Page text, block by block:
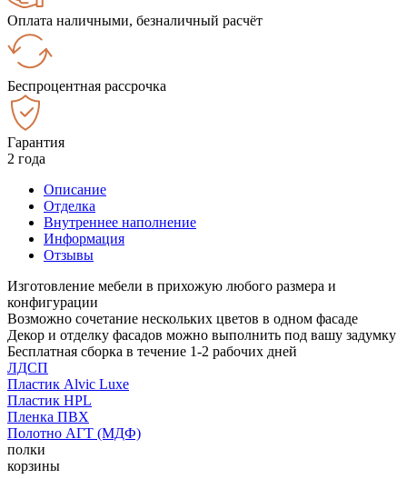
Оплата наличными, безналичный расчёт
Беспроцентная рассрочка
Гарантия
2 года
Описание
Отделка
Внутреннее наполнение
Информация
Отзывы
Изготовление мебели в прихожую любого размера и
конфигурации
Возможно сочетание нескольких цветов в одном фасаде
Декор и отделку фасадов можно выполнить под вашу задумку
Бесплатная сборка в течение 1-2 рабочих дней
ЛДСП
Пластик Alvic Luxe
Пластик HPL
Пленка ПВХ
Полотно АГТ (МДФ)
полки
корзины